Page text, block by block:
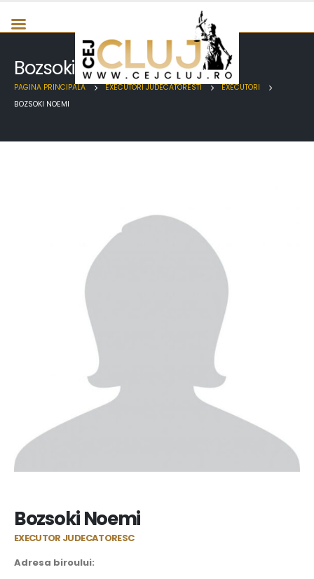
Bozsoki Noemi
PAGINA PRINCIPALA EXECUTORI JUDECATORESTI
EXECUTORI
BOZSOKI NOEMI
Bozsoki Noemi
EXECUTOR JUDECATORESC
Adresa biroului: